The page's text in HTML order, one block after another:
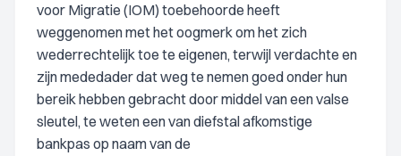
voor Migratie (IOM) toebehoorde heeft
weggenomen met het oogmerk om het zich
wederrechtelijk toe te eigenen, terwijl verdachte en
zijn mededader dat weg te nemen goed onder hun
bereik hebben gebracht door middel van een valse
sleutel, te weten een van diefstal afkomstige
bankpas op naam van de